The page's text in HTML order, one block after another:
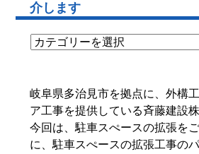
介します
岐阜県多治見市を拠点に、外構
ア工事を提供している斉藤建設株
今回は、駐車スぺースの拡張を
に、駐車スぺースの拡張工事の